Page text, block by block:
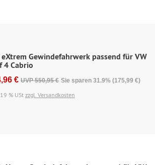
eXtrem Gewindefahrwerk passend für VW
4 Cabrio
€ UVP 550,95 € Sie sparen 31.9% (175,99 €)
% USt zzgl. Versandkosten